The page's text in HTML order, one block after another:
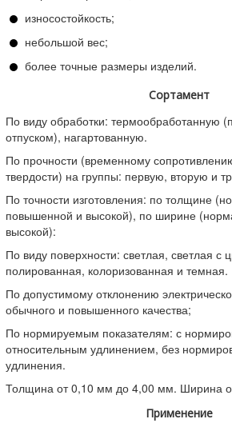
износостойкость;
небольшой вес;
более точные размеры изделий.
Сортамент
По виду обработки: термообработанную
отпуском), нагартованную.
По прочности (временному
твердости) на группы: первую, вторую и
По точности изготовления: по толщине
повышенной и высокой), по ширине
высокой):
По виду поверхности: светлая, светлая с
полированная, колоризованная и темная.
По допустимому отклонению
обычного и повышенного качества;
По нормируемым показателям: с
относительным удлинением, без
удлинения.
Толщина от 0,10 мм до 4,00 мм. Ширина
Применение